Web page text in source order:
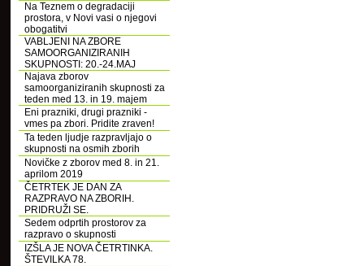
Na Teznem o degradaciji
prostora, v Novi vasi o njegovi
obogatitvi
VABLJENI NA ZBORE
SAMOORGANIZIRANIH
SKUPNOSTI: 20.-24.MAJ
Najava zborov
samoorganiziranih skupnosti za
teden med 13. in 19. majem
Eni prazniki, drugi prazniki -
vmes pa zbori. Pridite zraven!
Ta teden ljudje razpravljajo o
skupnosti na osmih zborih
Novičke z zborov med 8. in 21.
aprilom 2019
ČETRTEK JE DAN ZA
RAZPRAVO NA ZBORIH.
PRIDRUŽI SE.
Sedem odprtih prostorov za
razpravo o skupnosti
IZŠLA JE NOVA ČETRTINKA.
ŠTEVILKA 78.